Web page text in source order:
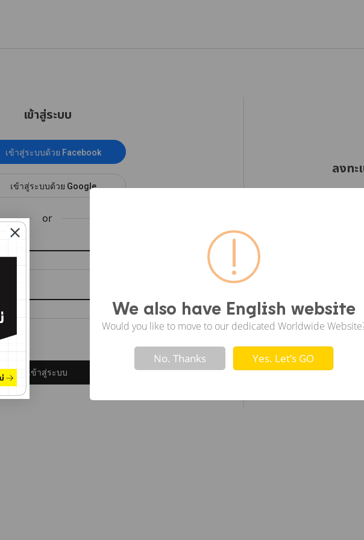
We also have English website
Would you like to move to our dedicated Worldwide
! Not valid!
No. Thanks Yes. Let’s GO
เข้าสู่ระบบ
เข้าสู่ระบบด้วย Facebook
เข้าสู่ระบบด้วย Google
or
ลงทะ
ออกเฉียงใต้ตั้
โปรดลงทะเบี
ได้อย่างต่อเนื่
หากต้องการต